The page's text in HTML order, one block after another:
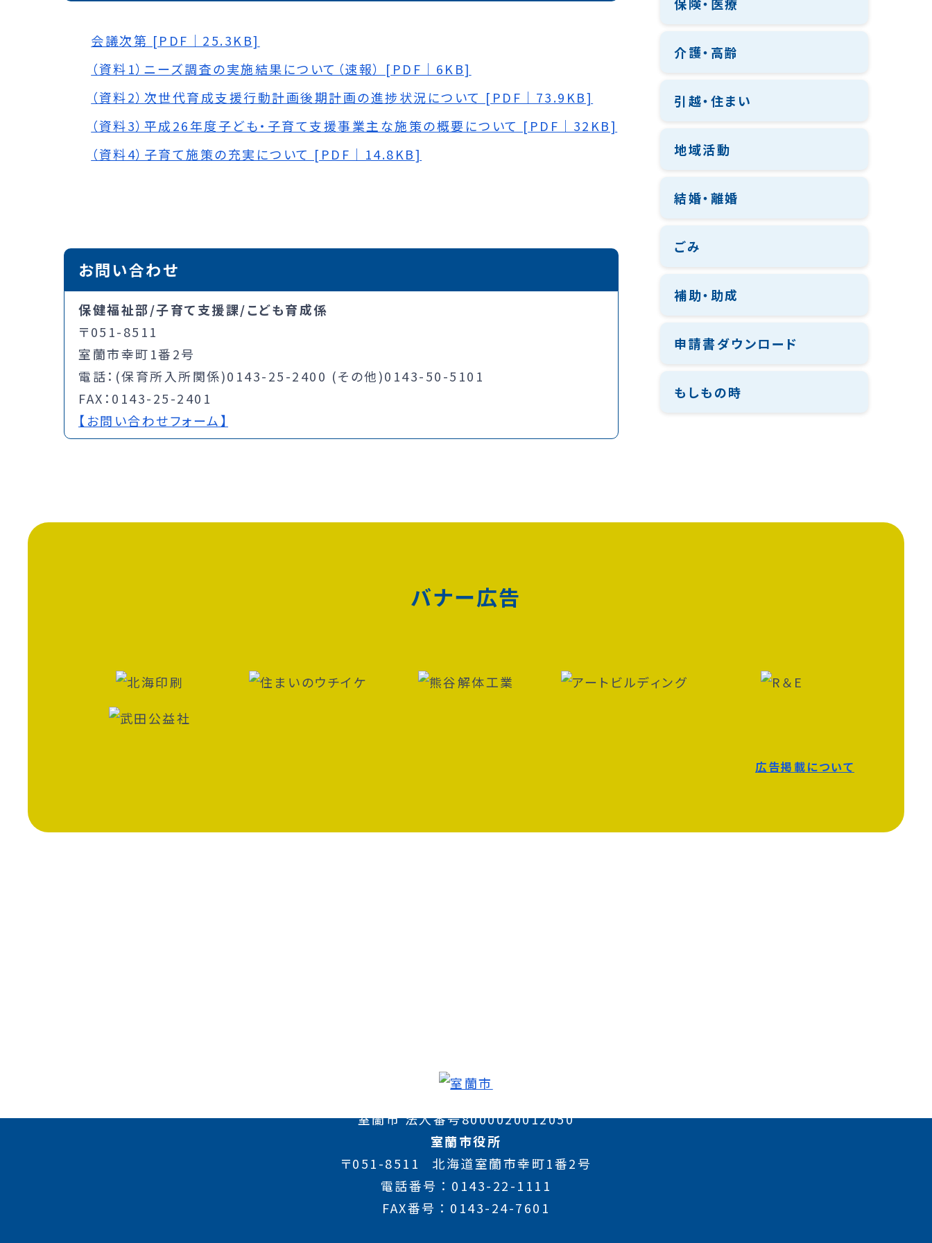
会議次第 [PDF｜25.3KB]
（資料1）ニーズ調査の実施結果について（速報） [PDF｜6KB]
（資料2）次世代育成支援行動計画後期計画の進捗状況について [PDF｜73.9KB]
（資料3）平成26年度子ども・子育て支援事業主な施策の概要について [PDF｜32KB]
（資料4）子育て施策の充実について [PDF｜14.8KB]
お問い合わせ
保健福祉部/子育て支援課/こども育成係
〒051-8511
室蘭市幸町1番2号
電話：(保育所入所関係)0143-25-2400 (その他)0143-50-5101
FAX：0143-25-2401
【お問い合わせフォーム】
介護・高齢
引越・住まい
地域活動
結婚・離婚
ごみ
補助・助成
申請書ダウンロード
もしもの時
バナー広告
広告掲載について
室蘭市 法人番号8000020012050
室蘭市役所
〒051-8511
北海道室蘭市幸町1番2号
電話番号
0143-22-1111
FAX番号
0143-24-7601